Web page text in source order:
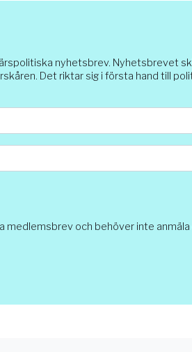
nyhetsbrev. Nyhetsbrevet
Det riktar sig i första hand till
medlemsbrev och behöver inte anmäla